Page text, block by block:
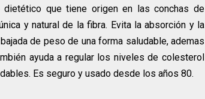
dietético que tiene origen en las conchas de
y natural de la fibra. Evita la absorción y la
de peso de una forma saludable, ademas
ayuda a regular los niveles de colesterol
Es seguro y usado desde los años 80.